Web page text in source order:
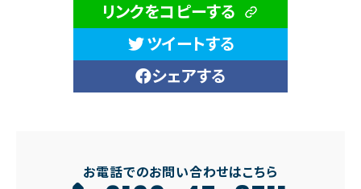
リンクをコピーする
ツイートする
シェアする
お電話でのお問い合わせはこちら